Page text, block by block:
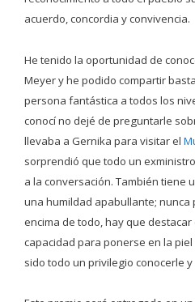
acuerdo, concordia y convivencia.
He tenido la oportunidad de
Meyer y he podido compartir
persona fantástica a todos los
conocí no dejé de preguntarle
llevaba a Gernika para visitar el
sorprendió que todo un
a la conversación. También tiene
una humildad apabullante; nunca
encima de todo, hay que
capacidad para ponerse en la
sido todo un privilegio conocerle